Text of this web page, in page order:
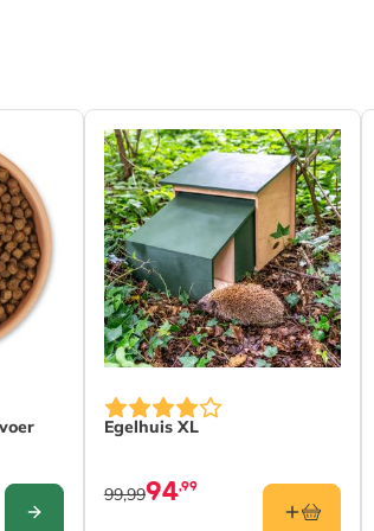
en je tuin.
in plaats van overleven.
inzichten
voor de natuur te garanderen.
van de gekozen opties op de
Egelhuis XL
94,99
99,99